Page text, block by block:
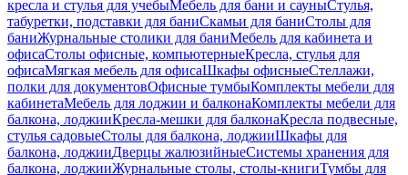
кресла и стулья для учебыМебель для бани и сауныСтулья,
табуретки, подставки для баниСкамьи для баниСтолы для
баниЖурнальные столики для баниМебель для кабинета и
офисаСтолы офисные, компьютерныеКресла, стулья для
офисаМягкая мебель для офисаШкафы офисныеСтеллажи,
полки для документовОфисные тумбыКомплекты мебели для
кабинетаМебель для лоджии и балконаКомплекты мебели для
балкона, лоджииКресла-мешки для балконаКресла подвесные,
стулья садовыеСтолы для балкона, лоджииШкафы для
балкона, лоджииДверцы жалюзийныеСистемы хранения для
балкона, лоджииЖурнальные столы, столы-книгиТумбы для